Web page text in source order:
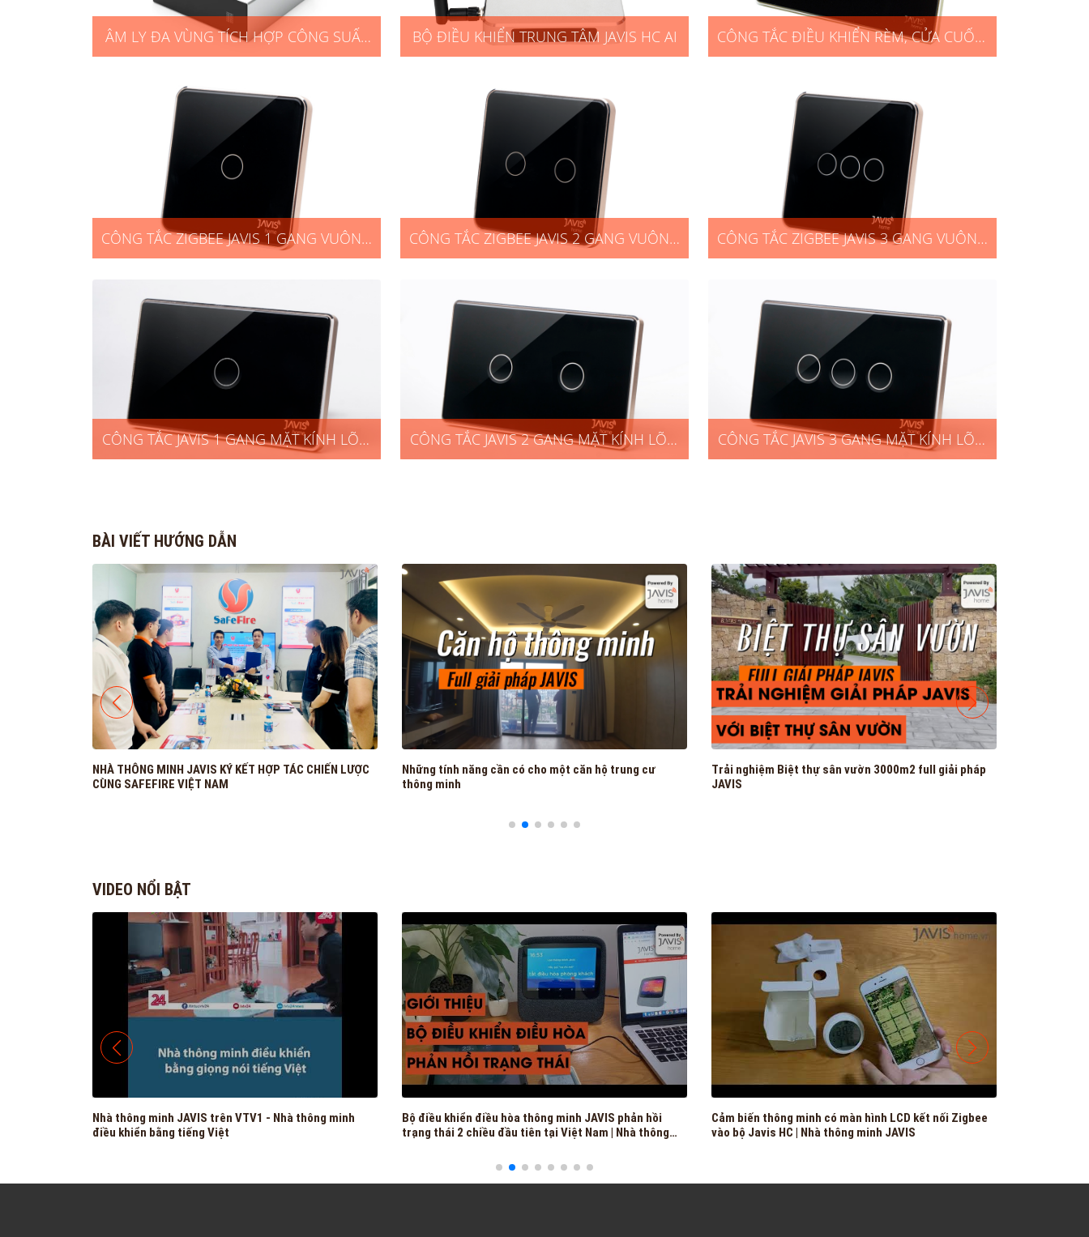
ÂM LY ĐA VÙNG TÍCH HỢP CÔNG SUẤT BỘ ĐIỀU KHIỂN TRUNG TÂM JAVIS HC AI CÔNG TẮC ĐIỀU KHIỂN RÈM, CỬA CUỐN,
CÔNG TẮC ZIGBEE JAVIS 1 GANG VUÔNG CÔNG TẮC ZIGBEE JAVIS 2 GANG VUÔNG CÔNG TẮC ZIGBEE JAVIS 3 GANG VUÔNG
CÔNG TẮC JAVIS 1 GANG MẶT KÍNH LÕM CÔNG TẮC JAVIS 2 GANG MẶT KÍNH LÕM CÔNG TẮC JAVIS 3 GANG MẶT KÍNH LÕM
BÀI VIẾT HƯỚNG DẪN
NHÀ THÔNG MINH JAVIS KÝ KẾT HỢP TÁC CHIẾN LƯỢC
CÙNG SAFEFIRE VIỆT NAM
Những tính năng cần có cho một căn hộ trung cư
thông minh
Trải nghiệm Biệt thự sân vườn 3000m2 full giải pháp
JAVIS
VIDEO NỔI BẬT
Nhà thông minh JAVIS trên VTV1 - Nhà thông minh
điều khiển bằng tiếng Việt
Bộ điều khiển điều hòa thông minh JAVIS phản hồi
trạng thái 2 chiều đầu tiên tại Việt Nam | Nhà thông
Cảm biến thông minh có màn hình LCD kết nối Zigbee
vào bộ Javis HC | Nhà thông minh JAVIS